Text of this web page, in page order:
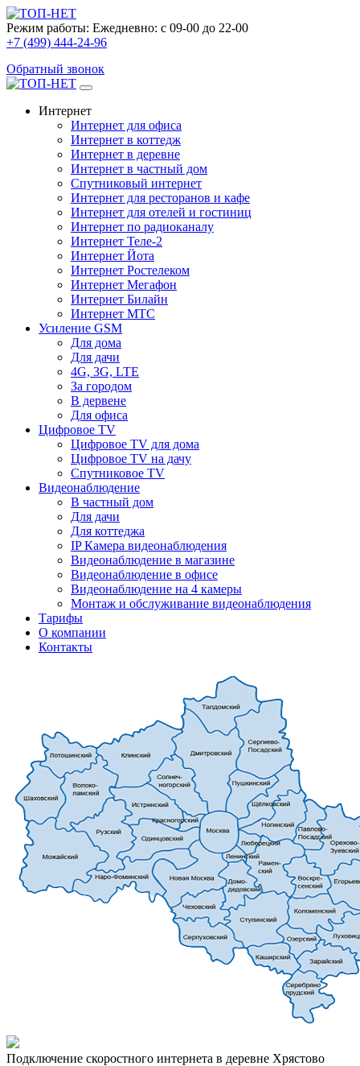
Режим работы: Ежедневно: с 09-00 до 22-00
+7 (499) 444-24-96
Обратный звонок
Интернет
Интернет для офиса
Интернет в коттедж
Интернет в деревне
Интернет в частный дом
Спутниковый интернет
Интернет для ресторанов и кафе
Интернет для отелей и гостиниц
Интернет по радиоканалу
Интернет Теле-2
Интернет Йота
Интернет Ростелеком
Интернет Мегафон
Интернет Билайн
Интернет МТС
Усиление GSM
Для дома
Для дачи
4G, 3G, LTE
За городом
В дервене
Для офиса
Цифровое TV
Цифровое TV для дома
Цифровое TV на дачу
Спутниковое TV
Видеонаблюдение
В частный дом
Для дачи
Для коттеджа
IP Камера видеонаблюдения
Видеонаблюдение в магазине
Видеонаблюдение в офисе
Видеонаблюдение на 4 камеры
Монтаж и обслуживание видеонаблюдения
Тарифы
О компании
Контакты
Подключение скоростного интернета в деревне Хрястово